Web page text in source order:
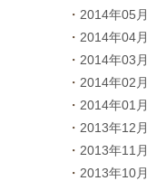
2014年05月
2014年04月
2014年03月
2014年02月
2014年01月
2013年12月
2013年11月
2013年10月